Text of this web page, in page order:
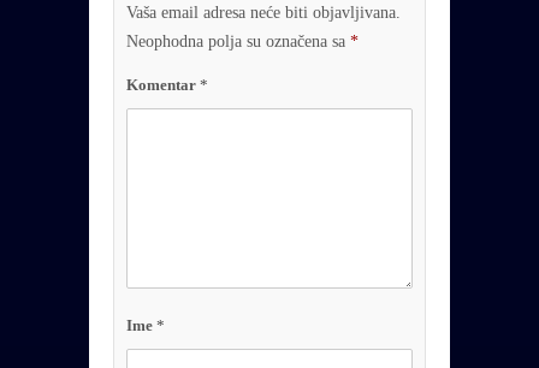
Vaša email adresa neće biti objavljivana.
Neophodna polja su označena sa *
Komentar *
Ime *